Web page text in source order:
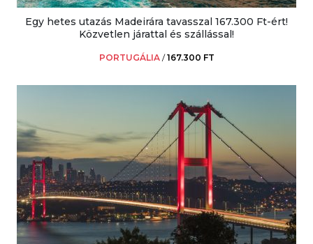
Egy hetes utazás Madeirára tavasszal 167.300 Ft-ért!
Közvetlen járattal és szállással!
PORTUGÁLIA /167.300 FT